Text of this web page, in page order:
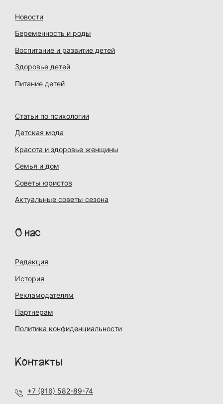
Новости
Беременность и роды
Воспитание и развитие детей
Здоровье детей
Питание детей
Статьи по психологии
Детская мода
Красота и здоровье женщины
Семья и дом
Советы юристов
Актуальные советы сезона
О нас
Редакция
История
Рекламодателям
Партнерам
Политика конфиденциальности
Контакты
+7 (916) 582-89-74